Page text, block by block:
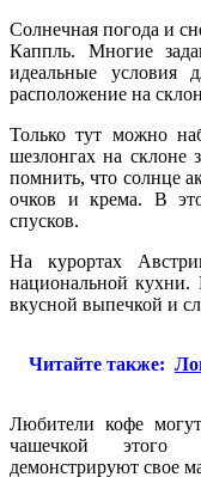
Солнечная погода и
Каппль. Многие
идеальные условия
расположение на
Только тут можно
шезлонгах на склоне
помнить, что солнце
очков и крема. В
спусков.
На курортах
национальной кухни.
вкусной выпечкой и
Читайте также:
Любители кофе
чашечкой этого
демонстрируют свое